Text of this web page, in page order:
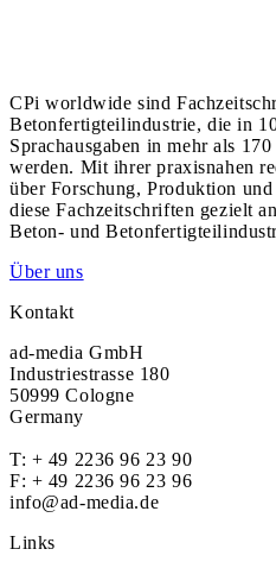
CPi worldwide sind
Betonfertigteilindustrie, die in
Sprachausgaben in mehr als
werden. Mit ihrer praxisnahen
über Forschung, Produktion
diese Fachzeitschriften gezielt
Beton- und
Über uns
Kontakt
ad-media GmbH
Industriestrasse 180
50999 Cologne
Germany
T: + 49 2236 96 23 90
F: + 49 2236 96 23 96
info@ad-media.de
Links